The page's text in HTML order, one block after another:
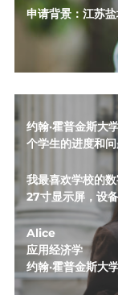
申请背景：江苏
约翰·霍普金斯大
个学生的进度和问
我最喜欢学校的
27寸显示屏，设
Alice
应用经济学
约翰·霍普金斯大